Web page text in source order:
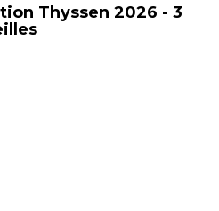
Thyssen 2026 - 3